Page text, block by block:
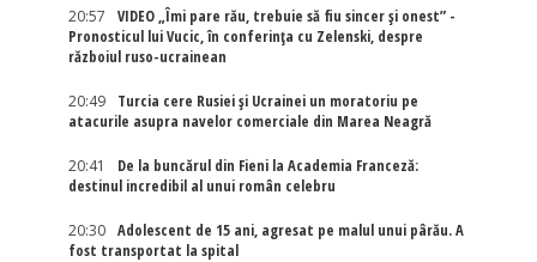
20:57
VIDEO „Îmi pare rău, trebuie să fiu sincer și onest” -
Pronosticul lui Vucic, în conferința cu Zelenski, despre
războiul ruso-ucrainean
20:49
Turcia cere Rusiei și Ucrainei un moratoriu pe
atacurile asupra navelor comerciale din Marea Neagră
20:41
De la buncărul din Fieni la Academia Franceză:
destinul incredibil al unui român celebru
20:30
Adolescent de 15 ani, agresat pe malul unui pârău. A
fost transportat la spital